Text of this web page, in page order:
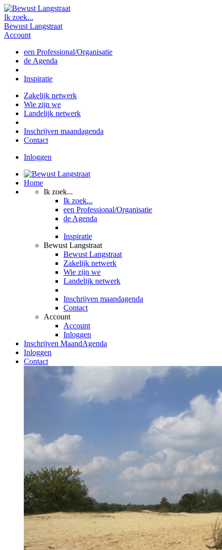
Ik zoek...
Bewust Langstraat
Account
een Professional/Organisatie
de Agenda
Inspiratie
Zakelijk netwerk
Wie zijn we
Landelijk netwerk
Inschrijven maandagenda
Contact
Inloggen
Home
Ik zoek...
Ik zoek...
een Professional/Organisatie
de Agenda
Inspiratie
Bewust Langstraat
Bewust Langstraat
Zakelijk netwerk
Wie zijn we
Landelijk netwerk
Inschrijven maandagenda
Contact
Account
Account
Inloggen
Inschrijven MaandAgenda
Inloggen
Contact